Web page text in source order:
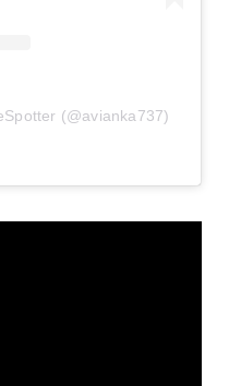
(@avianka737)